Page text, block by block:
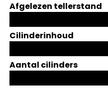
Afgelezen tellerstand
Cilinderinhoud
Aantal cilinders